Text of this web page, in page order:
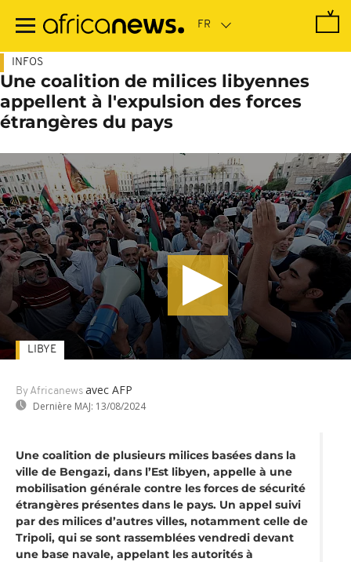
contenu
INFOS
Une coalition de milices libyennes
appellent à l'expulsion des forces
étrangères du pays
By Africanews avec AFP
Dernière MAJ: 13/08/2024
LIBYE
Une coalition de plusieurs milices basées dans la
ville de Bengazi, dans l’Est libyen, appelle à une
mobilisation générale contre les forces de sécurité
étrangères présentes dans le pays. Un appel suivi
par des milices d’autres villes, notamment celle de
Tripoli, qui se sont rassemblées vendredi devant
une base navale, appelant les autorités à